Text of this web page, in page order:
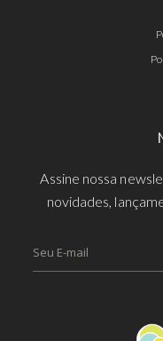
Assine nossa
novidades,